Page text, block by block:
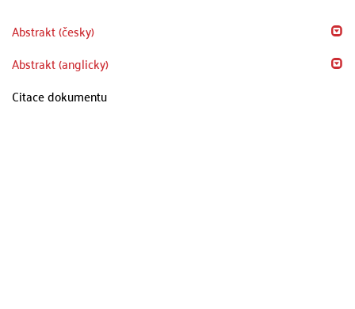
Abstrakt (česky)
Abstrakt (anglicky)
Citace dokumentu